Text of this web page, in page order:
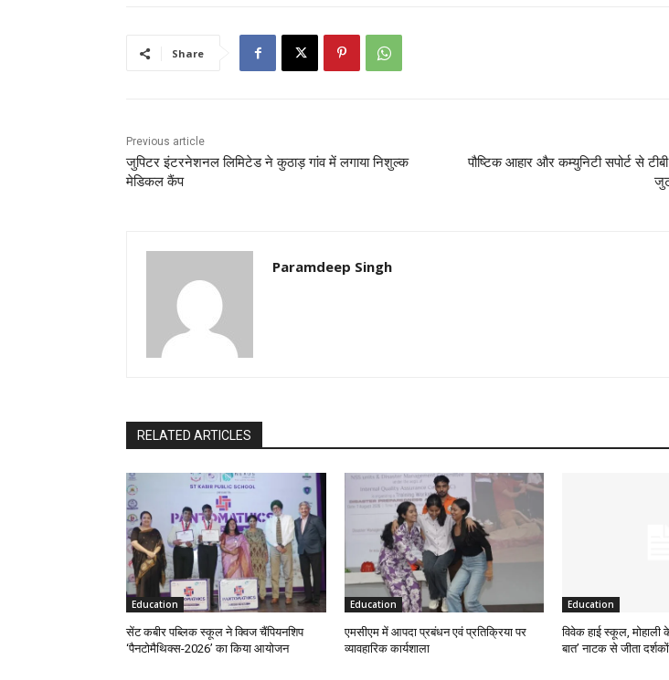
Share
Previous article
जुपिटर इंटरनेशनल लिमिटेड ने कुठाड़ गांव में लगाया निशुल्क
मेडिकल कैंप
पौष्टिक आहार और कम्युनिटी सपोर्ट से
Paramdeep Singh
RELATED ARTICLES
Education
सेंट कबीर पब्लिक स्कूल ने क्विज चैंपियनशिप
‘पैनटोमैथिक्स-2026’ का किया आयोजन
Education
एमसीएम में आपदा प्रबंधन एवं प्रतिक्रिया पर
व्यावहारिक कार्यशाला
Education
विवेक हाई स्कूल, मोहाली
बात’ नाटक से जीता